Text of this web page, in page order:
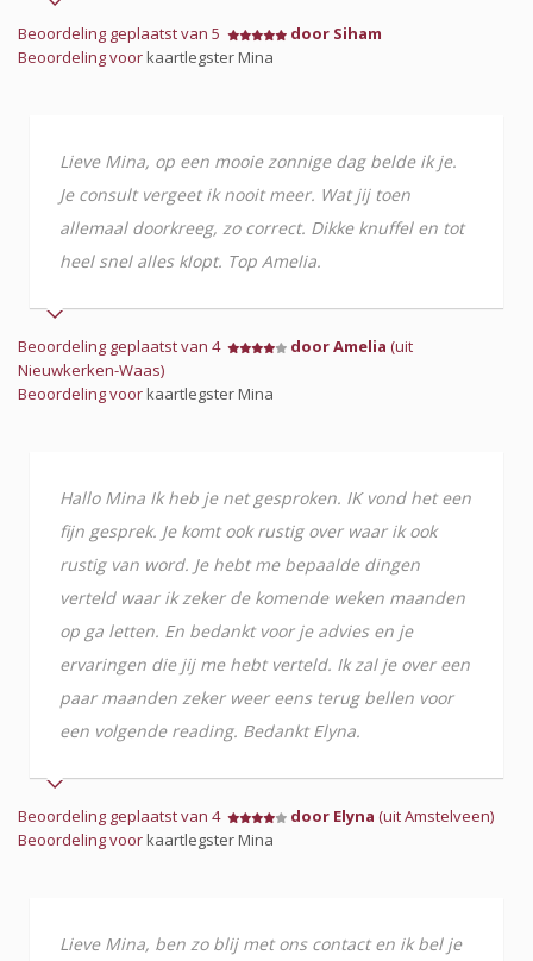
Beoordeling geplaatst van 5
door Siham
Beoordeling voorkaartlegster Mina
Lieve Mina, op een mooie zonnige dag belde ik je.
Je consult vergeet ik nooit meer. Wat jij toen
allemaal doorkreeg, zo correct. Dikke knuffel en tot
heel snel alles klopt. Top Amelia.
Beoordeling geplaatst van 4 door Amelia (uit
Nieuwkerken-Waas)
Beoordeling voorkaartlegster Mina
Hallo Mina Ik heb je net gesproken. IK vond het een
fijn gesprek. Je komt ook rustig over waar ik ook
rustig van word. Je hebt me bepaalde dingen
verteld waar ik zeker de komende weken maanden
op ga letten. En bedankt voor je advies en je
ervaringen die jij me hebt verteld. Ik zal je over een
paar maanden zeker weer eens terug bellen voor
een volgende reading. Bedankt Elyna.
Beoordeling geplaatst van 4 door Elyna (uit Amstelveen)
Beoordeling voorkaartlegster Mina
Lieve Mina, ben zo blij met ons contact en ik bel je